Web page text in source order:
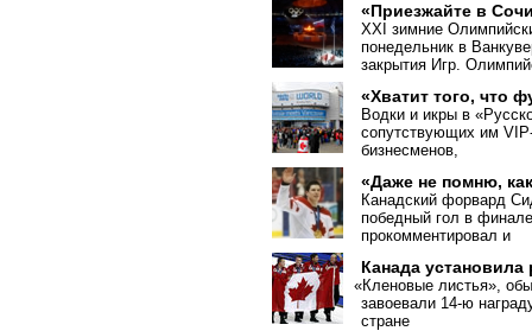
«Приезжайте в
XXI зимние
понедельник в
закрытия Игр.
«Хватит того, что
Водки и икры в «
сопутствующих им
бизнесменов,
«Даже не помню,
Канадский форвард
победный гол в
прокомментировал и
Канада установила
«Кленовые листья»,
завоевали 14-ю
стране